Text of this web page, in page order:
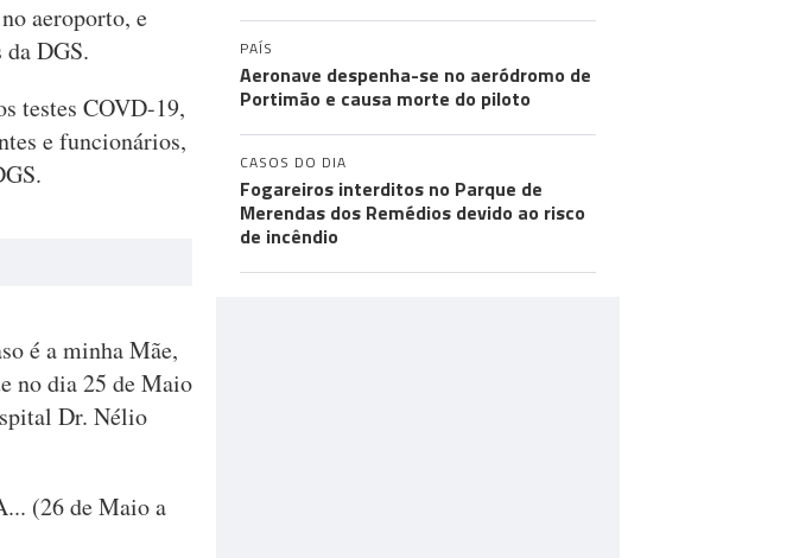
aeroporto, e
DGS.
testes COVD-19,
e funcionários,
é a minha Mãe,
no dia 25 de Maio
Dr. Nélio
(26 de Maio a
PAÍS
Aeronave despenha-se no aeródromo de
Portimão e causa morte do piloto
CASOS DO DIA
Fogareiros interditos no Parque de
Merendas dos Remédios devido ao risco
de incêndio